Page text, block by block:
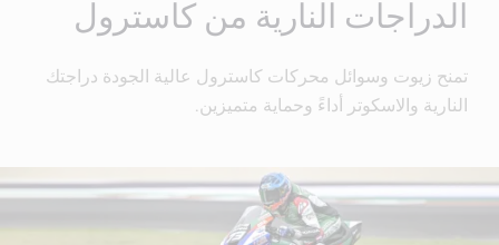
الدراجات النارية من كاسترول
تمنح زيوت وسوائل محركات كاسترول عالية الجودة دراجتك
النارية والاسكوتر أداءً وحماية متميزين.